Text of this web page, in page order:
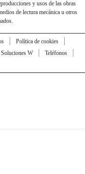
y usos de las obras
de lectura mecánica u otros
Política de cookies
Soluciones W
Teléfonos